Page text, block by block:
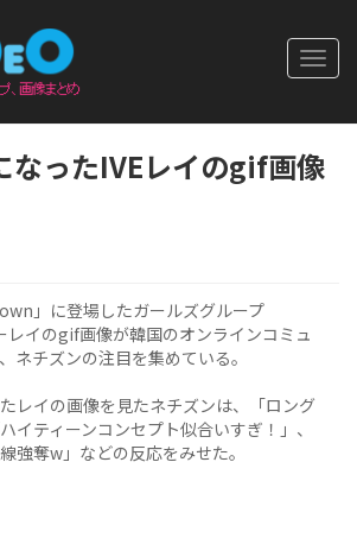
なったIVEレイのgif画像
」に登場したガールズグループ
レイのgif画像が韓国のオンラインコミュ
ネチズンの注目を集めている。
レイの画像を見たネチズンは、「ロング
イティーンコンセプト似合いすぎ！」、
強奪w」などの反応をみせた。